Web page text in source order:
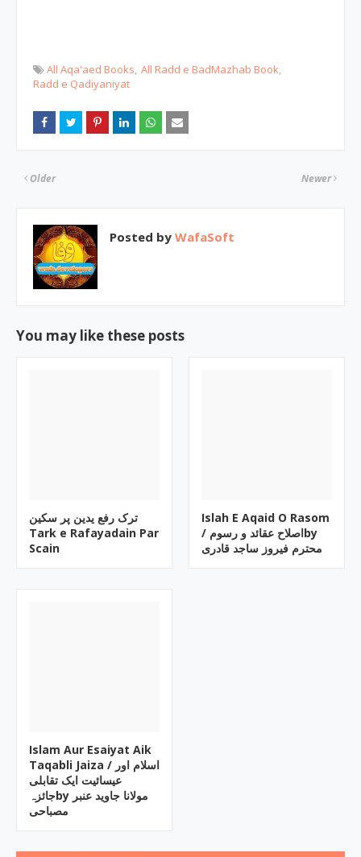
All Aqa'aed Books All Radd e BadMazhab Book
Radd e Qadiyaniyat
Newer
Older
Posted by WafaSoft
You may like these posts
ترک رفع یدین پر سکین
Tark e Rafayadain Par
Scain
Islah E Aqaid O Rasom
/ اصلاح عقائد و رسومby
محترم فیروز ساجد قادری
Islam Aur Esaiyat Aik
Taqabli Jaiza / اسلام اور
عیسائیت ایک تقابلی
جائزہby مولانا جاوید عنبر
مصباحی